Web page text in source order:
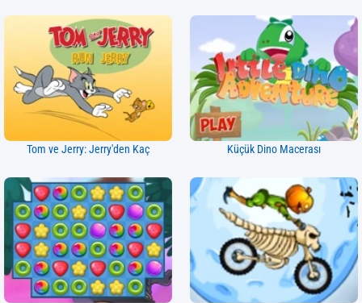
Tom ve Jerry: Jerry'den Kaç Küçük Dino Macerası